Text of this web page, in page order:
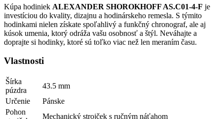
Kúpa hodiniek ALEXANDER SHOROKHOFF AS.C01-4-F je
investíciou do kvality, dizajnu a hodinárskeho remesla. S týmito
hodinkami nielen získate spoľahlivý a funkčný chronograf, ale aj
kúsok umenia, ktorý odráža vašu osobnosť a štýl. Neváhajte a
doprajte si hodinky, ktoré sú toľko viac než len meraním času.
Vlastnosti
Šírka
púzdra
43.5 mm
Určenie
Pánske
Pohon
Mechanický strojček s ručným náťahom